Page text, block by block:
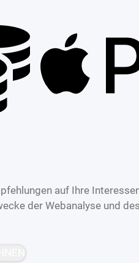
auf Ihre
der Webanalyse und